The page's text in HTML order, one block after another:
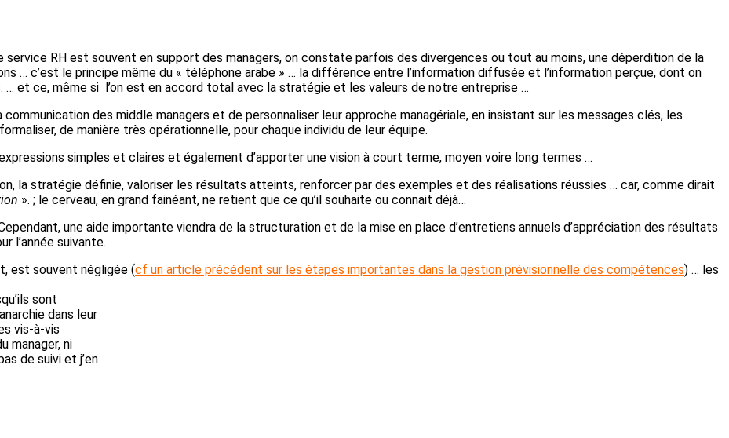
service RH est souvent en support des managers, on constate parfois des divergences ou tout au moins, une déperdition de la
… c’est le principe même du « téléphone arabe » … la différence entre l’information diffusée et l’information perçue, dont on
et ce, même si l’on est en accord total avec la stratégie et les valeurs de notre entreprise …
communication des middle managers et de personnaliser leur approche managériale, en insistant sur les messages clés, les
de manière très opérationnelle, pour chaque individu de leur équipe.
simples et claires et également d’apporter une vision à court terme, moyen voire long termes …
la stratégie définie, valoriser les résultats atteints, renforcer par des exemples et des réalisations réussies … car, comme dirait
». ; le cerveau, en grand fainéant, ne retient que ce qu’il souhaite ou connait déjà…
une aide importante viendra de la structuration et de la mise en place d’entretiens annuels d’appréciation des résultats
l’année suivante.
est souvent négligée (cf un article précédent sur les étapes importantes dans la gestion prévisionnelle des compétences) … les
sont
dans leur
vis-à-vis
manager, ni
de suivi et j’en